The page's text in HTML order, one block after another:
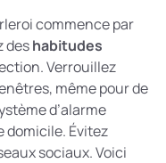
commence par
deshabitudes
Verrouillez
même pour de
d’alarme
domicile. Évitez
sociaux. Voici